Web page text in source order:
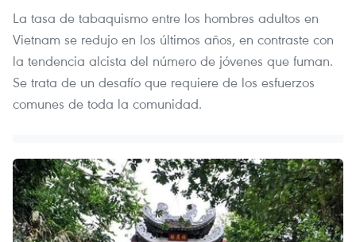
La tasa de tabaquismo entre los hombres adultos en
Vietnam se redujo en los últimos años, en contraste con
la tendencia alcista del número de jóvenes que fuman.
Se trata de un desafío que requiere de los esfuerzos
comunes de toda la comunidad.